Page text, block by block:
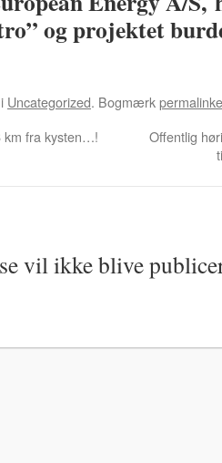
og projektet
Uncategorized. Bogmærk
km fra kysten…!
Offentlig
vil ikke blive